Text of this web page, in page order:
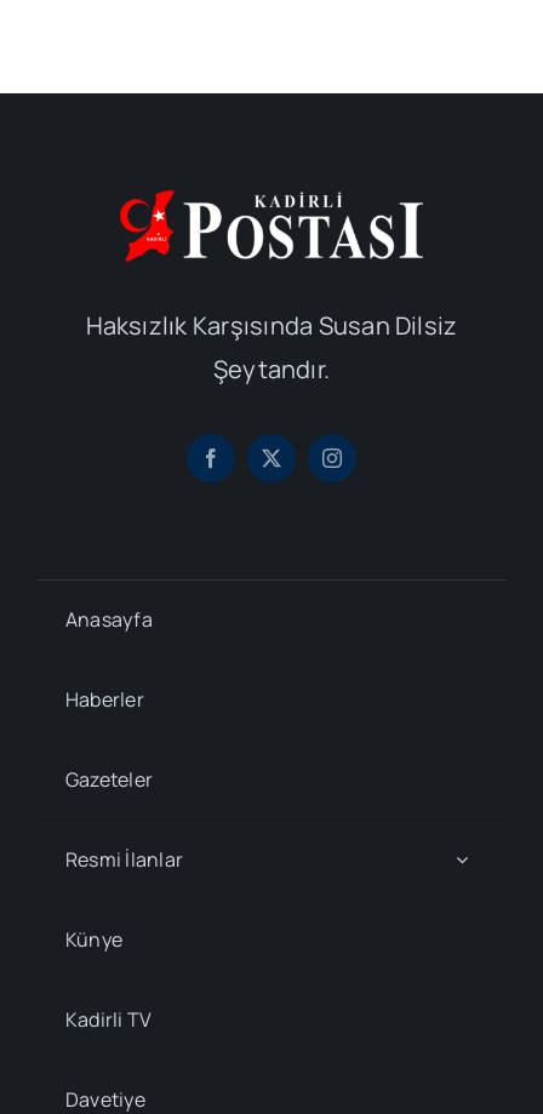
Haksızlık Karşısında Susan Dilsiz
Şeytandır.
Anasayfa
Haberler
Gazeteler
Resmi İlanlar
Künye
Kadirli TV
Davetiye